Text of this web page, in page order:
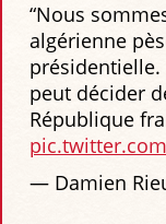
“Nous
algérienne
peut décider
République
— Damien